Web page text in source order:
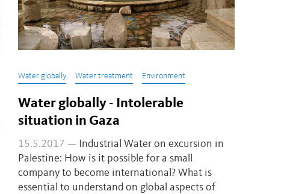
Water globally Water treatment Environment
Water globally - Intolerable
situation in Gaza
15.5.2017 —
Industrial Water on excursion in
Palestine: How is it possible for a small
company to become international? What is
essential to understand on global aspects of